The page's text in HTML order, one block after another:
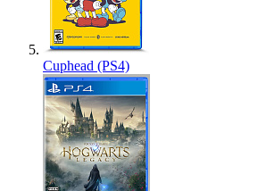
Cuphead (PS4)